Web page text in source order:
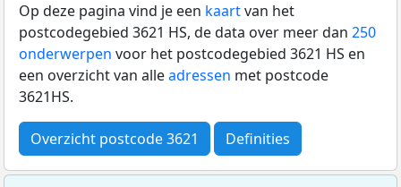
Op deze pagina vind je een kaartvan het
postcodegebied 3621 HS, de data over meer dan 250
onderwerpen voor het postcodegebied 3621 HS en
een overzicht van alleadressen met postcode
3621HS.
Overzicht postcode 3621 Definities